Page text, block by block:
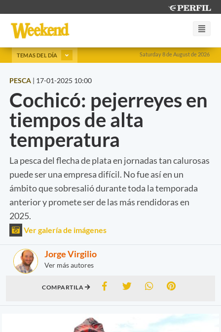
Saturday 8 de August de 2026
TEMAS DEL DÍA
PESCA | 17-01-2025 10:00
Cochicó: pejerreyes en
tiempos de alta
temperatura
La pesca del flecha de plata en jornadas tan calurosas
puede ser una empresa difícil. No fue así en un
ámbito que sobresalió durante toda la temporada
anterior y promete ser de las más rendidoras en
2025.
Ver galería de imágenes
Jorge Virgilio
Ver más autores
COMPARTILA